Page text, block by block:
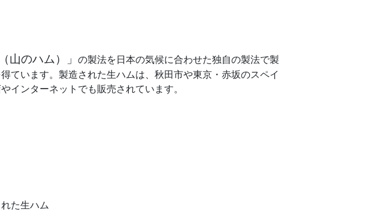
山のハム）」 の製法を日本の気候に合わせた独自の製法で製
ています。製造された生ハムは、秋田市や東京・赤坂のスペイ
インターネットでも販売されています。
た生ハム